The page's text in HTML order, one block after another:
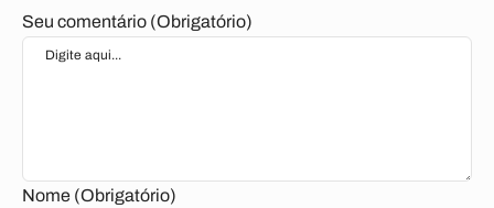
Seu comentário (Obrigatório)
Nome (Obrigatório)